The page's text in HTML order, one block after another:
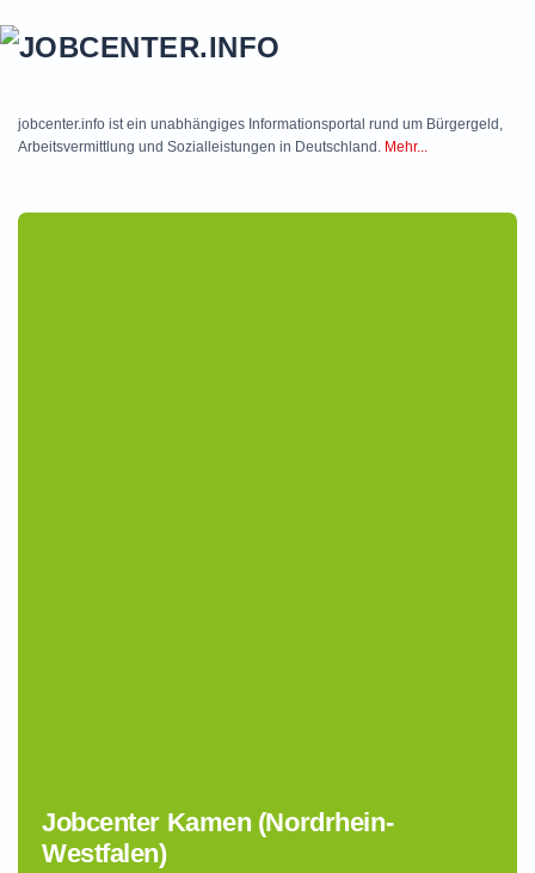
jobcenter.info ist ein unabhängiges Informationsportal rund um Bürgergeld,
Arbeitsvermittlung und Sozialleistungen in Deutschland. Mehr...
Jobcenter Kamen (Nordrhein-
Westfalen)